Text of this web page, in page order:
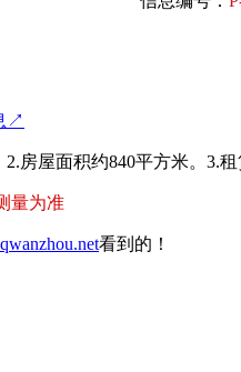
↗
房屋面积约840平方米。3.
量为准
看到的！